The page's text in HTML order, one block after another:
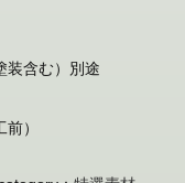
含む）別途
前）